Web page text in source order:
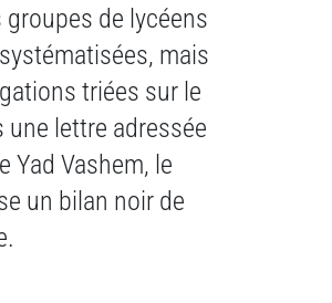
groupes de lycéens
mais
triées sur le
une lettre adressée
Yad Vashem, le
un bilan noir de